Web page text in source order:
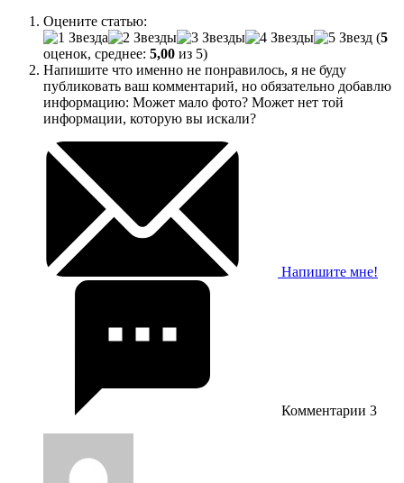
Оцените статью:
(5
оценок, среднее: 5,00 из 5)
Напишите что именно не понравилось, я не буду
публиковать ваш комментарий, но обязательно добавлю
информацию: Может мало фото? Может нет той
информации, которую вы искали?
Напишите мне!
Комментарии 3